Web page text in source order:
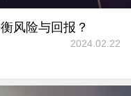
风险与回报？
2024.02.22